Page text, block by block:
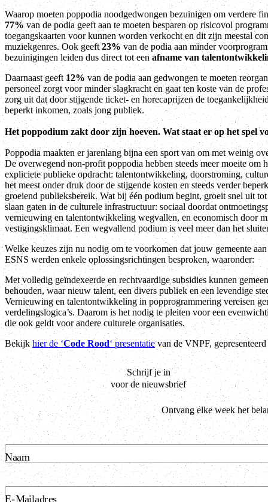
Waarop moeten poppodia noodgedwongen bezuinigen om verdere
77%van de podia geeft aan te moeten besparen op risicovol
toegangskaarten voor kunnen worden verkocht en dit zijn meestal
muziekgenres. Ook geeft23%van de podia aan minder
bezuinigingen leiden dus direct tot een afname van
Daarnaast geeft12% van de podia aan gedwongen te moeten
personeel zorgt voor minder slagkracht en gaat ten koste van de
zorg uit dat door stijgende ticket- en horecaprijzen de
beperkt inkomen, zoals jong publiek.
Het poppodium zakt door zijn hoeven. Wat staat er op het spel
Poppodia maakten er jarenlang bijna een sport van om met weinig
De overwegend non-profit poppodia hebben steeds meer moeite
expliciete publieke opdracht: talentontwikkeling, doorstroming,
het meest onder druk door de stijgende kosten en steeds verder
groeiend publieksbereik. Wat bij één podium begint, groeit snel uit
slaan gaten in de culturele infrastructuur: sociaal doordat
vernieuwing en talentontwikkeling wegvallen, en economisch door
vestigingsklimaat. Een wegvallend podium is veel meer dan het
Welke keuzes zijn nu nodig om te voorkomen dat jouw gemeente
ESNS werden enkele oplossingsrichtingen besproken, waaronder:
Met volledig geïndexeerde en rechtvaardige subsidies kunnen
behouden, waar nieuw talent, een divers publiek en een levendige
Vernieuwing en talentontwikkeling in popprogrammering vereisen
verdelingslogica’s. Daarom is het nodig te pleiten voor een
die ook geldt voor andere culturele organisaties.
Bekijk hier de ‘Code Rood‘ presentatievan de VNPF,
Schrijf je in
voor de nieuwsbrief
Ontvang elke week het
Naam
E-Mailadres